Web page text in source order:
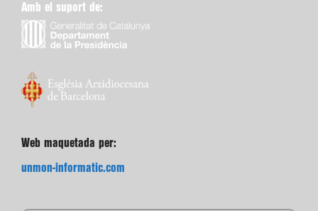
Amb el suport de:
Web maquetada per:
unmon-informatic.com